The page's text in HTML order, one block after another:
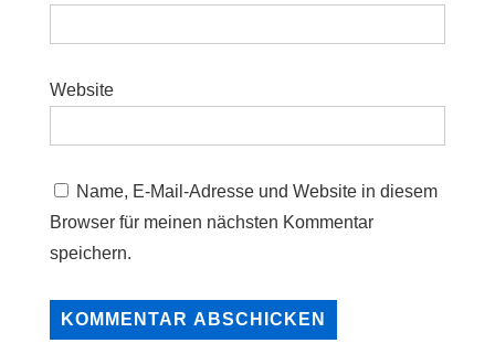
Website
Name, E-Mail-Adresse und Website in diesem
Browser für meinen nächsten Kommentar
speichern.